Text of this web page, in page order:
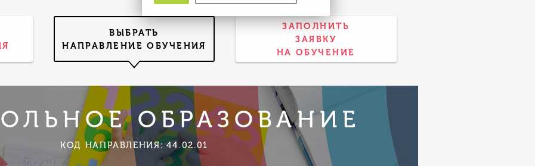
ВЫБРАТЬ
НАПРАВЛЕНИЕ ОБУЧЕНИЯ
ЗАПОЛНИТЬ
ЗАЯВКУ
НА ОБУЧЕНИЕ
ОБРАЗОВАНИЕ
КОД НАПРАВЛЕНИЯ: 44.02.01